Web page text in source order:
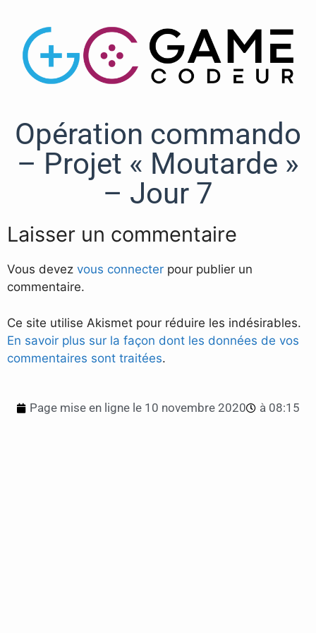
Opération commando
– Projet « Moutarde »
– Jour 7
Laisser un commentaire
Vous devez vous connecter pour publier un
commentaire.
Ce site utilise Akismet pour réduire les indésirables.
En savoir plus sur la façon dont les données de vos
commentaires sont traitées.
Page mise en ligne le 10 novembre 2020 à 08:15